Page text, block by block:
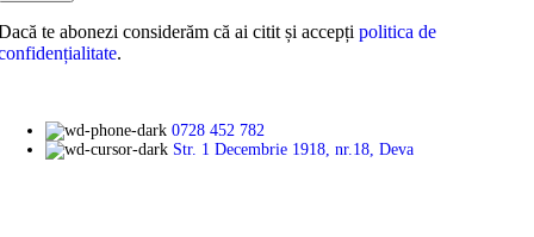
te abonezi considerăm că ai citit și accepți politica de
.
0728 452 782
Str. 1 Decembrie 1918, nr.18, Deva